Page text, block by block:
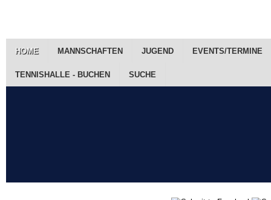
HOME MANNSCHAFTEN JUGEND EVENTS/TERMINE
TENNISHALLE - BUCHEN SUCHE